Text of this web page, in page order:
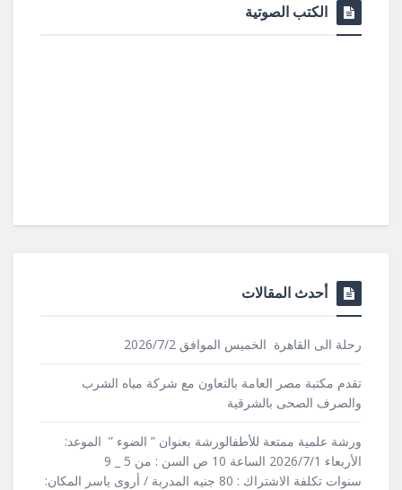
الكتب الصوتية
أحدث المقالات
رحلة الى القاهرة الخميس الموافق 2026/7/2
تقدم مكتبة مصر العامة بالتعاون مع شركة مياه الشرب
والصرف الصحى بالشرقية
ورشة علمية ممتعة للأطفالورشة بعنوان ” الضوء ” الموعد:
الأربعاء 2026/7/1 الساعة 10 ص السن : من 5 _ 9
سنوات تكلفة الاشتراك : 80 جنيه المدربة / أروى ياسر المكان: